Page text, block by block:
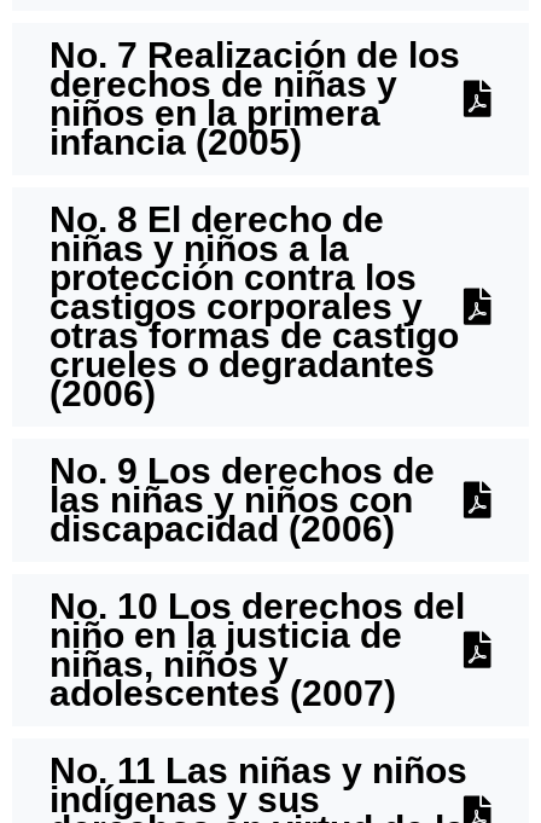
No. 7 Realización de los
derechos de niñas y
niños en la primera
infancia (2005)
No. 8 El derecho de
niñas y niños a la
protección contra los
castigos corporales y
otras formas de castigo
crueles o degradantes
(2006)
No. 9 Los derechos de
las niñas y niños con
discapacidad (2006)
No. 10 Los derechos del
niño en la justicia de
niñas, niños y
adolescentes (2007)
No. 11 Las niñas y niños
indígenas y sus